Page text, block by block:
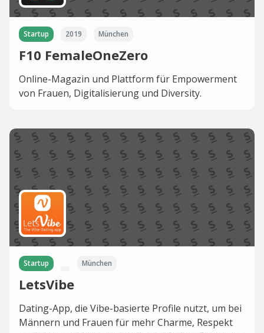
Startup 2019 München
F10 FemaleOneZero
Online-Magazin und Plattform für Empowerment
von Frauen, Digitalisierung und Diversity.
Startup München
LetsVibe
Dating-App, die Vibe-basierte Profile nutzt, um bei
Männern und Frauen für mehr Charme, Respekt